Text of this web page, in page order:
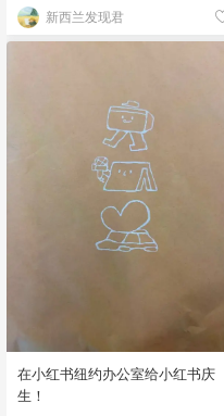
新西兰发现君
在小红书纽约办公室给小红书庆
生！